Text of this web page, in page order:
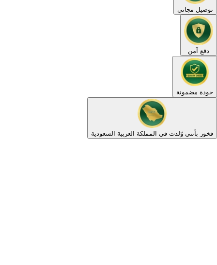
توصيل مجاني
دفع آمن
جودة مضمونة
فخور بأنني وّلدت في المملكة العربية السعودية